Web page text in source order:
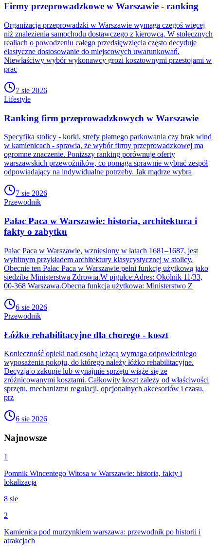
Firmy przeprowadzkowe w Warszawie - ranking
Organizacja przeprowadzki w Warszawie wymaga czegoś więcej
niż znalezienia samochodu dostawczego z kierowcą. W stołecznych
realiach o powodzeniu całego przedsięwzięcia często decyduje
elastyczne dostosowanie do miejscowych uwarunkowań.
Niewłaściwy wybór wykonawcy grozi kosztownymi przestojami w
prac
7 sie 2026
Lifestyle
Ranking firm przeprowadzkowych w Warszawie
Specyfika stolicy - korki, strefy płatnego parkowania czy brak wind
w kamienicach - sprawia, że wybór firmy przeprowadzkowej ma
ogromne znaczenie. Poniższy ranking porównuje oferty
warszawskich przewoźników, co pomaga sprawnie wybrać zespół
odpowiadający na indywidualne potrzeby. Jak mądrze wybra
7 sie 2026
Przewodnik
Pałac Paca w Warszawie: historia, architektura i
fakty o zabytku
Pałac Paca w Warszawie, wzniesiony w latach 1681–1687, jest
wybitnym przykładem architektury klasycystycznej w stolicy.
Obecnie ten Pałac Paca w Warszawie pełni funkcję użytkową jako
siedziba Ministerstwa Zdrowia.W pigułce:Adres: Okólnik 11/33,
00-368 Warszawa.Obecna funkcja użytkowa: Ministerstwo Z
6 sie 2026
Przewodnik
Łóżko rehabilitacyjne dla chorego - koszt
Konieczność opieki nad osobą leżącą wymaga odpowiedniego
wyposażenia pokoju, do którego należy łóżko rehabilitacyjne.
Decyzja o zakupie lub wynajmie sprzętu wiąże się ze
zróżnicowanymi kosztami. Całkowity koszt zależy od właściwości
sprzętu, mechanizmu regulacji, opcjonalnych akcesoriów i czasu,
prz
6 sie 2026
Najnowsze
1
Pomnik Wincentego Witosa w Warszawie: historia, fakty i
lokalizacja
8 sie
2
Kamienica pod murzynkiem warszawa: przewodnik po historii i
atrakcjach